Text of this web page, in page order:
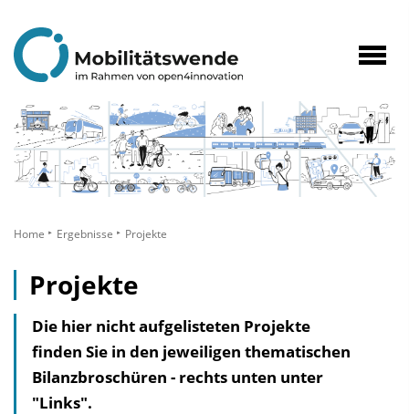
Inhalt
Home Ergebnisse Projekte
Projekte
Die hier nicht aufgelisteten Projekte
finden Sie in den jeweiligen thematischen
Bilanzbroschüren - rechts unten unter
"Links".